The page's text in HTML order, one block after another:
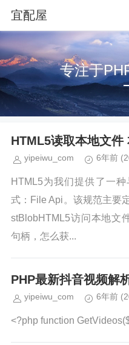
宜配屋
专注于
HTML5读取本地文件
yipeiwu_com 6年前
HTML5为我们提供了一
式：File Api。该规范主要
stBlobHTML5访问本地文
句柄，怎么获...
PHP最新抖音视频解
yipeiwu_com 6年前
<?php function